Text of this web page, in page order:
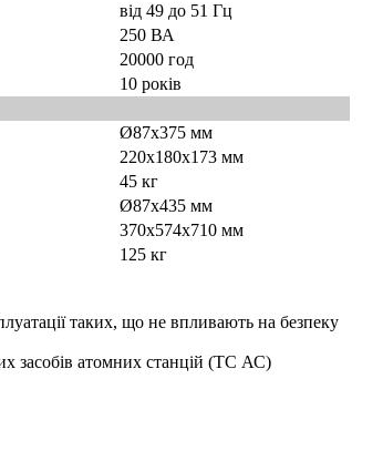
від 49 до 51 Гц
250 ВА
20000 год
10 років
Ø87x375 мм
220x180x173 мм
45 кг
Ø87x435 мм
370x574x710 мм
125 кг
таких, що не впливають на безпеку
засобів атомних станцій (ТС АС)